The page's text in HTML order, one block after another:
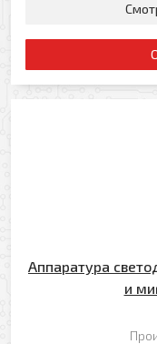
Аппаратура
и